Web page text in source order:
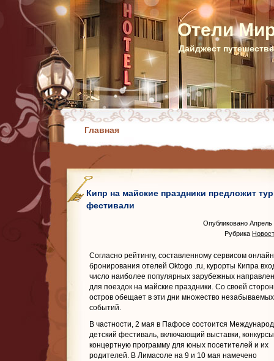
Отели
Дайджест
Главная
Кипр на майские праздники предложит
фестивали
Опубликовано Апрель
Рубрика
Согласно рейтингу, составленному сервисом
бронирования отелей Oktogo .ru, курорты Кипра
число наиболее популярных зарубежных
для поездок на майские праздники. Со своей
остров обещает в эти дни множество незабываемых
событий.
В частности, 2 мая в Пафосе состоится
детский фестиваль, включающий выставки,
концертную программу для юных посетителей и их
родителей. В Лимасоле на 9 и 10 мая намечено